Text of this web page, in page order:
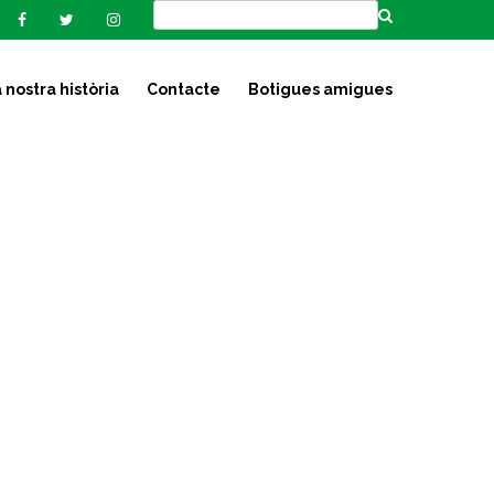
nostra història Contacte Botigues amigues